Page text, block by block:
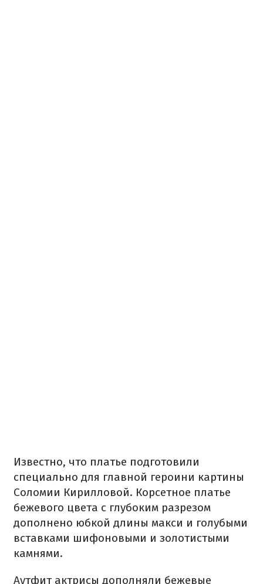
Известно, что платье подготовили
специально для главной героини картины
Соломии Кирилловой. Корсетное платье
бежевого цвета с глубоким разрезом
дополнено юбкой длины макси и голубыми
вставками шифоновыми и золотистыми
камнями.
Аутфит актрисы дополняли бежевые